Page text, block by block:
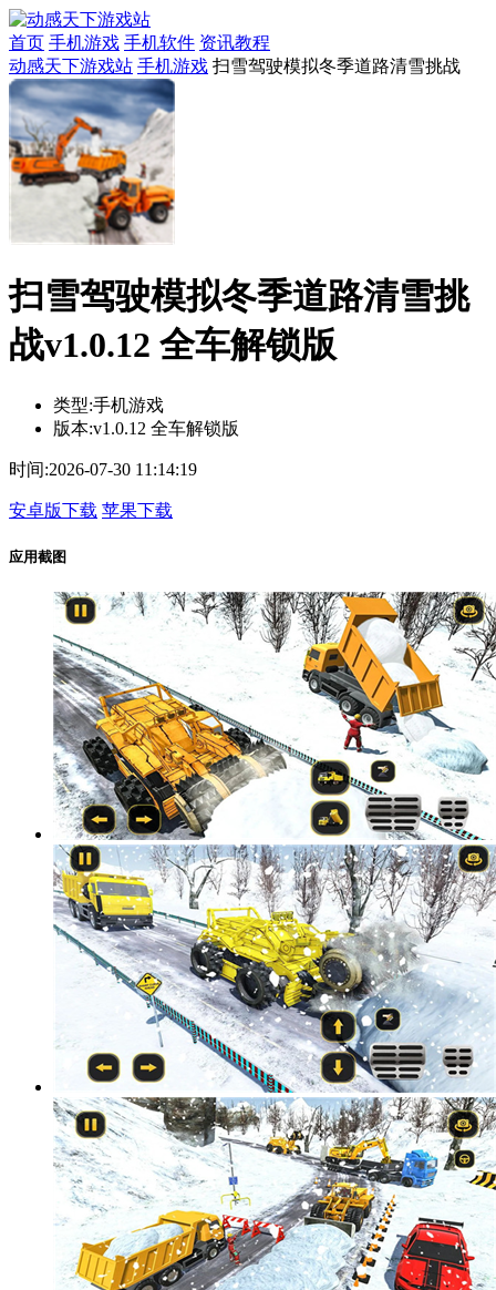
首页 手机游戏 手机软件 资讯教程
动感天下游戏站 手机游戏 扫雪驾驶模拟冬季道路清雪挑战
扫雪驾驶模拟冬季道路清雪挑
战v1.0.12 全车解锁版
类型:手机游戏
版本:v1.0.12 全车解锁版
时间:2026-07-30 11:14:19
安卓版下载 苹果下载
应用截图